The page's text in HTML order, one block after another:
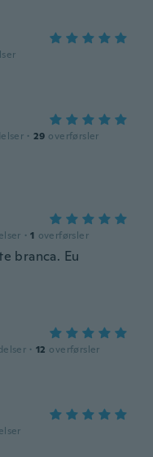
· 29 overførsler
· 1 overførsler
branca. Eu
· 12 overførsler